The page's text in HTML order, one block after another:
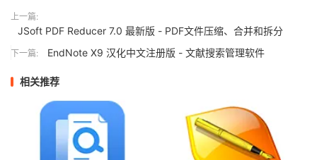
上一篇:
JSoft PDF Reducer 7.0 最新版 - PDF文件压缩、合并和拆分
下一篇: EndNote X9 汉化中文注册版 - 文献搜索管理软件
相关推荐